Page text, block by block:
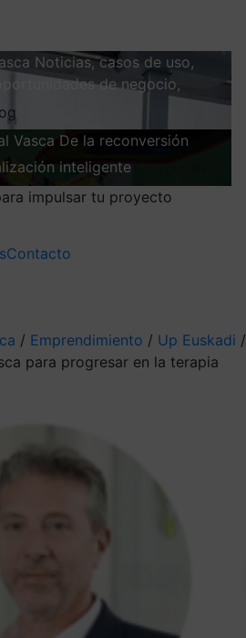
Noticias, casos de uso,
de negocio,
Vasca De la reconversión
inteligente
impulsar tu proyecto
Contacto
/ Emprendimiento / Up Euskadi /
para progresar en la terapia